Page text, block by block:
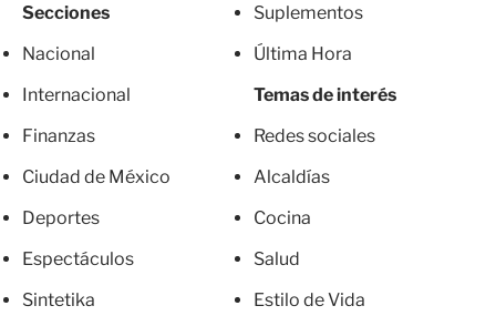
Secciones
Nacional
Internacional
Finanzas
Ciudad de México
Deportes
Espectáculos
Sintetika
Suplementos
Última Hora
Temas de interés
Redes sociales
Alcaldías
Cocina
Salud
Estilo de Vida